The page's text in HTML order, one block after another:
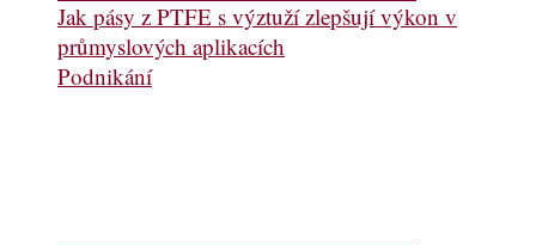
Jak pásy z PTFE s výztuží zlepšují výkon v
průmyslových aplikacích
Podnikání